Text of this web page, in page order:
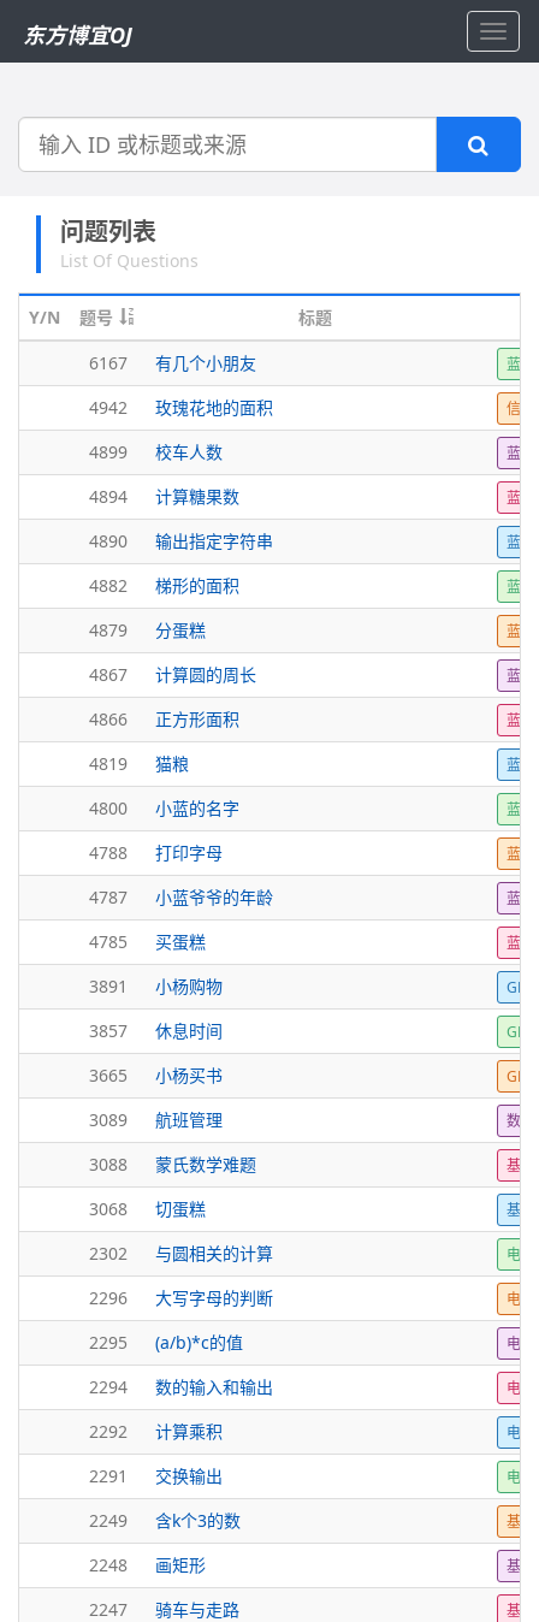
东方博宜OJ
搜
问题列表
List Of Questions
Y/N 题号
标题
6167
有几个小朋友 蓝桥
4942 玫瑰花地的面积 信
4899 校车人数 蓝
4894 计算糖果数 蓝
4890 输出指定字符串 蓝
4882 梯形的面积 蓝
4879 分蛋糕 蓝
4867 计算圆的周长 蓝
4866 正方形面积 蓝
4819 猫粮 蓝
4800 小蓝的名字 蓝
4788 打印字母 蓝
4787 小蓝爷爷的年龄 蓝
4785 买蛋糕 蓝
3891 小杨购物
3857 休息时间
3665 小杨买书
3089 航班管理 数学
3088 蒙氏数学难题 基
3068 切蛋糕 基
2302 与圆相关的计算 电
2296 大写字母的判断 电
2295 (a/b)*c的值 电
2294 数的输入和输出 电
2292 计算乘积 电
2291 交换输出 电
2249 含k个3的数 基
2248 画矩形 基
2247 骑车与走路 基